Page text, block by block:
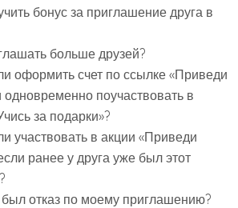
бонус за приглашение друга в
больше друзей?
оформить счет по ссылке «Приведи
одновременно поучаствовать в
за подарки»?
участвовать в акции «Приведи
ранее у друга уже был этот
отказ по моему приглашению?